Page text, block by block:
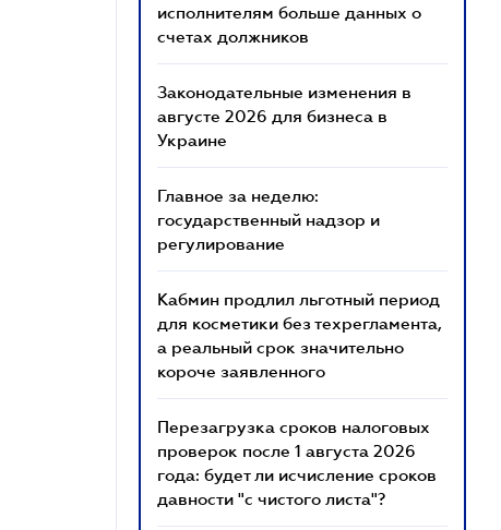
исполнителям больше данных о
счетах должников
Законодательные изменения в
августе 2026 для бизнеса в
Украине
Главное за неделю:
государственный надзор и
регулирование
Кабмин продлил льготный период
для косметики без техрегламента,
а реальный срок значительно
короче заявленного
Перезагрузка сроков налоговых
проверок после 1 августа 2026
года: будет ли исчисление сроков
давности "с чистого листа"?